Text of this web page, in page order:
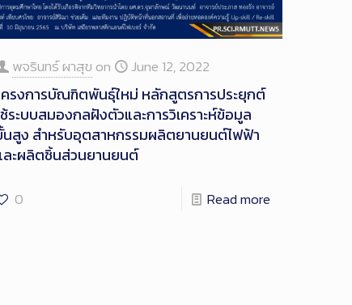
พจรินทร์ ผาสุข on June 12, 2022
รงการบัณฑิตพันธุ์ใหม่ หลักสูตรการประยุกต์
ระบบสมองกลฝังตัวและการวิเคราะห์ข้อมูล
สูง สำหรับอุตสาหกรรมผลิตยานยนต์ไฟฟ้า
ละผลิตชิ้นส่วนยานยนต์
0 Read more